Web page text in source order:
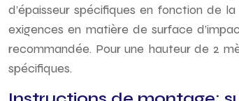
d’épaisseur spécifiques en fonction de
exigences en matière de surface
recommandée. Pour une hauteur de 2
spécifiques.